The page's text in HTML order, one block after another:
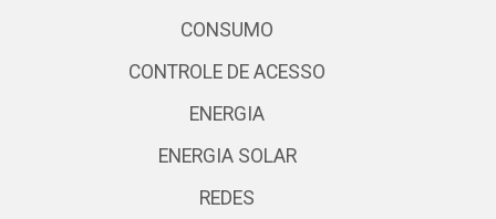
CONSUMO
CONTROLE DE ACESSO
ENERGIA
ENERGIA SOLAR
REDES